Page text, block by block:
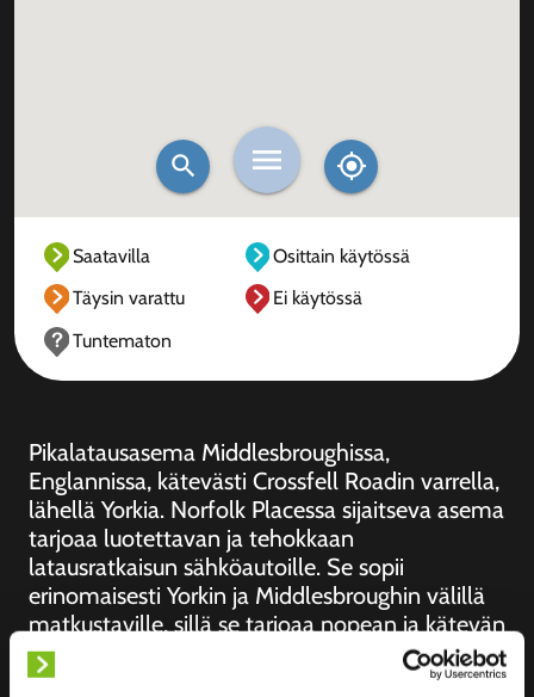
Saatavilla
Osittain käytössä
Täysin varattu
Ei käytössä
Tuntematon
Pikalatausasema Middlesbroughissa,
Englannissa, kätevästi Crossfell Roadin varrella,
lähellä Yorkia. Norfolk Placessa sijaitseva asema
tarjoaa luotettavan ja tehokkaan
latausratkaisun sähköautoille. Se sopii
erinomaisesti Yorkin ja Middlesbroughin välillä
matkustaville, sillä se tarjoaa nopean ja kätevän
pysähdyspaikan, jossa voit ladata sähköautosi
ja nauttia samalla läheisistä mukavuuksista.